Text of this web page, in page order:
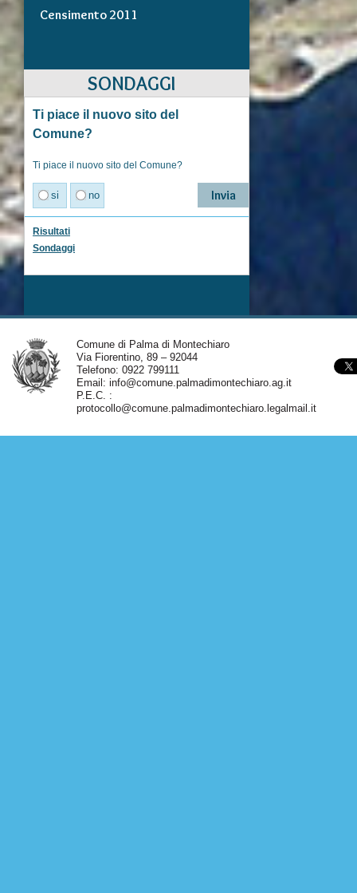
Censimento 2011
SONDAGGI
Ti piace il nuovo sito del
Comune?
Ti piace il nuovo sito del Comune?
si no
Risultati
Sondaggi
Comune di Palma di Montechiaro
Via Fiorentino, 89 – 92044
Telefono: 0922 799111
Email: info@comune.palmadimontechiaro.ag.it
P.E.C. :
protocollo@comune.palmadimontechiaro.legalmail.it